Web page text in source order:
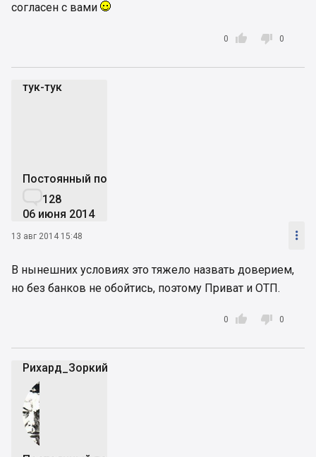
согласен с вами

0  0
тук-тук
Постоянный пользователь
128
06 июня 2014
13 авг 2014 15:48 
В нынешних условиях это тяжело назвать доверием,
но без банков не обойтись, поэтому Приват и ОТП.

0  0
Рихард_Зоркий